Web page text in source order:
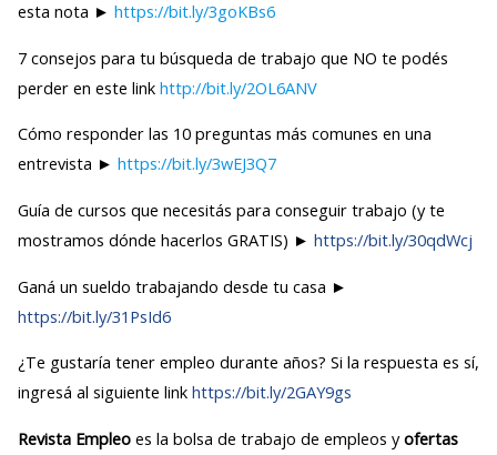
esta nota ► https://bit.ly/3goKBs6
7 consejos para tu búsqueda de trabajo que NO te podés
perder en este link http://bit.ly/2OL6ANV
Cómo responder las 10 preguntas más comunes en una
entrevista ► https://bit.ly/3wEJ3Q7
Guía de cursos que necesitás para conseguir trabajo (y te
mostramos dónde hacerlos GRATIS) ► https://bit.ly/30qdWcj
Ganá un sueldo trabajando desde tu casa ►
https://bit.ly/31PsId6
¿Te gustaría tener empleo durante años? Si la respuesta es sí,
ingresá al siguiente link https://bit.ly/2GAY9gs
Revista Empleo es la bolsa de trabajo de empleos yofertas